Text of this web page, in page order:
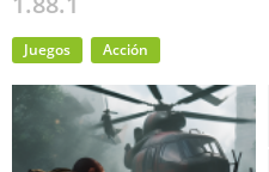
Juegos Acción